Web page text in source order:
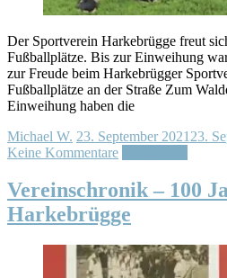
Der Sportverein Harkebrügge freut
Fußballplätze. Bis zur Einweihung
zur Freude beim Harkebrügger
Fußballplätze an der Straße Zum
Einweihung haben die
Michael W. 23. September 2021 23.
Keine Kommentare
Vereinschronik – 100
Harkebrügge